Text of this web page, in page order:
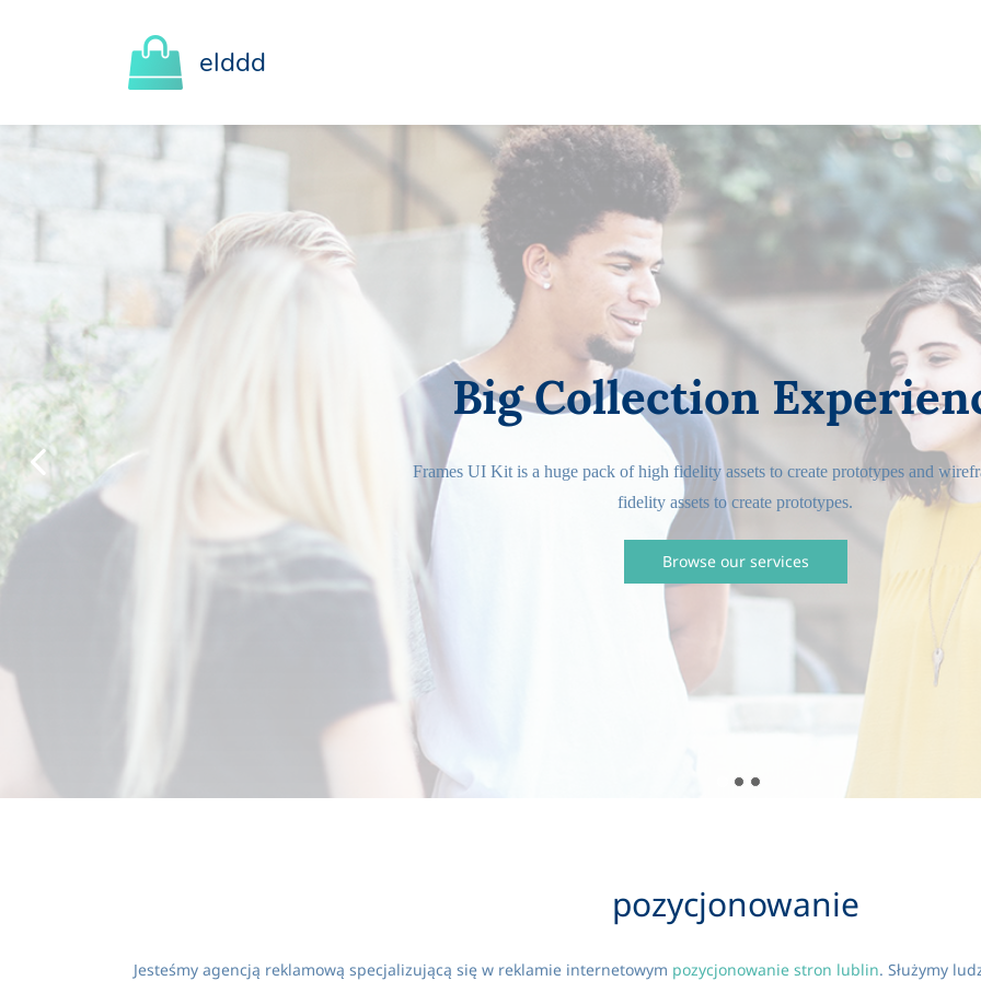
elddd
Experience
high fidelity assets to create prototypes and wireframes withh
fidelity assets to create prototypes.
pozycjonowanie
Jesteśmy agencją reklamową specjalizującą się w reklamie internetowym pozycjonowanie stron lublin. Służymy